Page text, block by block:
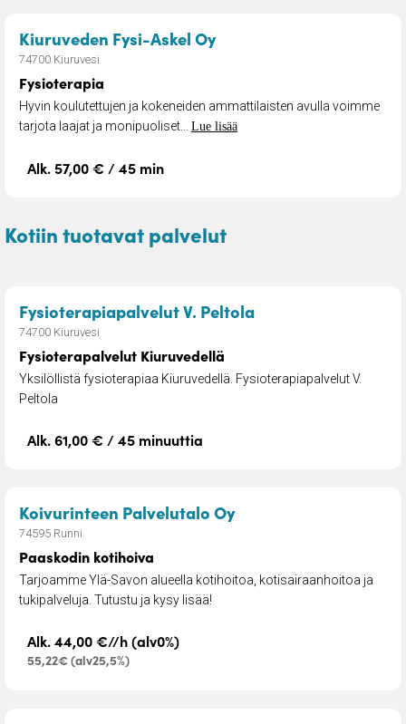
Kiuruveden Fysi-Askel Oy– Fysioterapia
74700 Kiuruvesi
Fysioterapia
Hyvin koulutettujen ja kokeneiden ammattilaisten avulla voimme
tarjota laajat ja monipuoliset... Lue lisää
Alk. 57,00 € / 45 min
Kotiin tuotavat palvelut
Fysioterapiapalvelut V. Peltola–
74700 Kiuruvesi
Fysioterapalvelut Kiuruvedellä
Yksilöllistä fysioterapiaa Kiuruvedellä. Fysioterapiapalvelut V.
Peltola
Alk. 61,00 € / 45 minuuttia
Koivurinteen Palvelutalo Oy– Paaskodin kotihoiva
74595 Runni
Paaskodin kotihoiva
Tarjoamme Ylä-Savon alueella kotihoitoa, kotisairaanhoitoa ja
tukipalveluja. Tutustu ja kysy lisää!
Alk. 44,00 €//h (alv0%)
55,22€ (alv25,5%)